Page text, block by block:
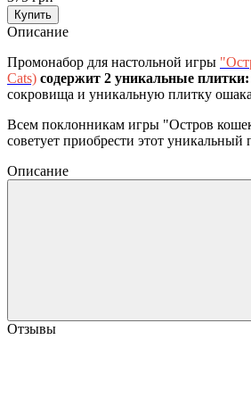
Купить
Описание
Промонабор для настольной игры
Cats) содержит 2 уникальные плитки:
сокровища и уникальную плитку
Всем поклонникам игры "Остров
советует приобрести этот уникальный
Описание
Отзывы